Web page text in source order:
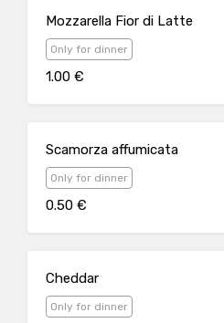
Mozzarella Fior di Latte
Only for dinner
1.00 €
Scamorza affumicata
Only for dinner
0.50 €
Cheddar
Only for dinner